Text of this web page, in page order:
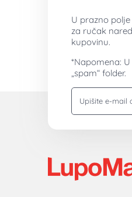
U prazno
za ručak
kupovinu.
*Napomena:
„spam“ folder.